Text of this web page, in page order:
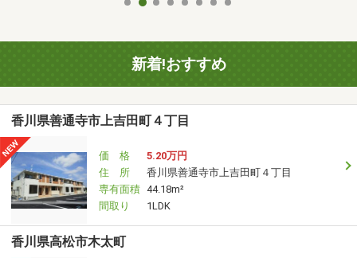
新着!おすすめ
香川県善通寺市上吉田町４丁目
価 格
5.20万円
住 所
香川県善通寺市上吉田町４丁目
専有面積 44.18m²
間取り
1LDK
香川県高松市木太町